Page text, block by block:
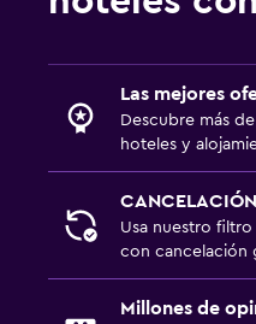
Las mejores
Descubre más
hoteles y
Usa nuestro
con cancelación
Millones de